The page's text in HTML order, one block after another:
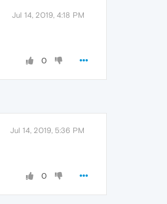
Jul 14, 2019, 4:18 PM
0
Jul 14, 2019, 5:36 PM
0